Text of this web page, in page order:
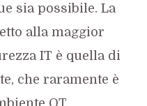
sia possibile. La
alla maggior
IT è quella di
che raramente è
OT.